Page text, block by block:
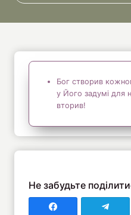
Бог створив
у Його задумі для
вторив!
Не забудьте
Поділитись у